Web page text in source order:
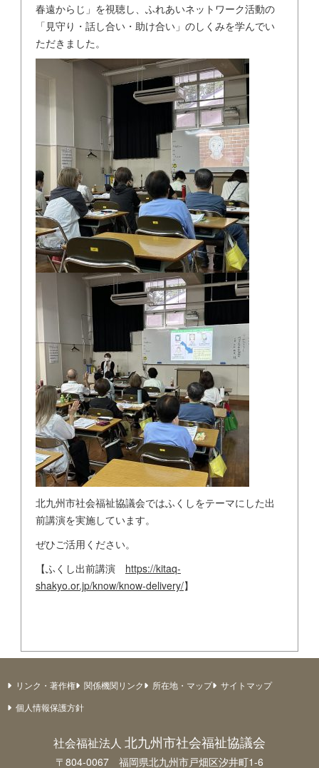
春遠からじ」を視聴し、ふれあいネットワーク活動の
「見守り・話し合い・助け合い」のしくみを学んでい
ただきました。
北九州市社会福祉協議会ではふくしをテーマにした出
前講演を実施しています。
ぜひご活用ください。
【ふくし出前講演 https://kitaq-
shakyo.or.jp/know/know-delivery/】
リンク・著作権 関係機関リンク 所在地・マップ
サイトマップ
個人情報保護方針
社会福祉法人 北九州市社会福祉協議会
〒804-0067 福岡県北九州市戸畑区汐井町1-6